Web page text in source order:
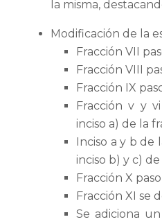
la misma,
Modificación de la
Fracción VII
Fracción VIII
Fracción IX
Fracción v y
inciso a) de la
Inciso a y b de
inciso b) y c)
Fracción X
Fracción XI se
Se adiciona